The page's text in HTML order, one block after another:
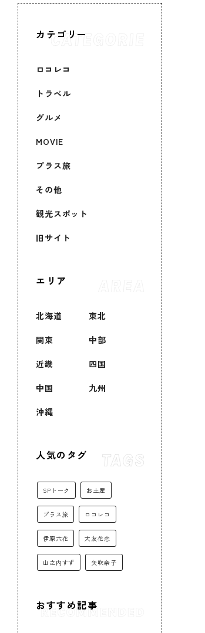
カテゴリー
ロコレコ
トラベル
グルメ
MOVIE
プラス旅
その他
観光スポット
旧サイト
エリア
北海道 東北
関東 中部
近畿 四国
中国 九州
沖縄
人気のタグ
SPトーク お土産
プラス旅 ロコレコ
伊原六花 大友花恋
山之内すず 矢吹奈子
おすすめ記事